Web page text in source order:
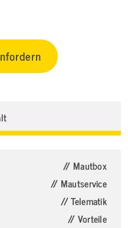
// Mautbox
// Mautservice
// Telematik
// Vorteile